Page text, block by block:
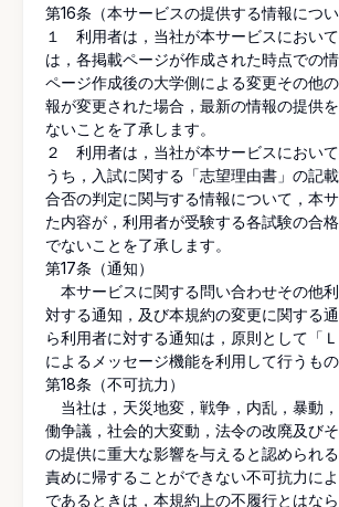
第16条（本サービスの提供する情報につい
１ 利用者は，当社が本サービスにおい
は，各掲載ページが作成された時点での
ページ作成後の大学側による変更その他
報が変更された場合，最新の情報の提供
ないことを了承します。
２ 利用者は，当社が本サービスにおい
うち，入試に関する「志望理由書」の記
合否の判定に関与する情報について，本
た内容が，利用者が受験する各試験の合
でないことを了承します。
第17条（通知）
本サービスに関する問い合わせその他
対する通知，及び本規約の変更に関する
ら利用者に対する通知は，原則として「
によるメッセージ機能を利用して行うもの
第18条（不可抗力）
当社は，天災地変，戦争，内乱，暴動
働争議，社会的大変動，法令の改廃及び
の提供に重大な影響を与えると認められ
責めに帰することができない不可抗力に
であるときは，本規約上の不履行とはな